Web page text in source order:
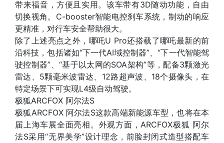
带来福音，方便且实用。该车带有3D随动功能，自由
切换视角。C-booster智能电控刹车系统，制动的响应
更精准，对行车安全帮助很大。
除了上述亮点之外，哪吒U Pro还搭载了哪吒最新的前
沿科技，包括诸如“下一代AI域控制器”、“下一代智能驾
驶控制器”、“基于以太网的SOA架构”等，配备3颗激光
雷达、5颗毫米波雷达、12路超声波、18个摄像头，在
特定场景下可实现L4级自动驾驶。
极狐ARCFOX 阿尔法S
极狐ARCFOX 阿尔法S这款高端新能源车型，也将在本
届上海车展全面亮相。外观方面，ARCFOX极狐 阿尔
法S采用“无界美学”设计理念，前脸封闭式造型搭配车